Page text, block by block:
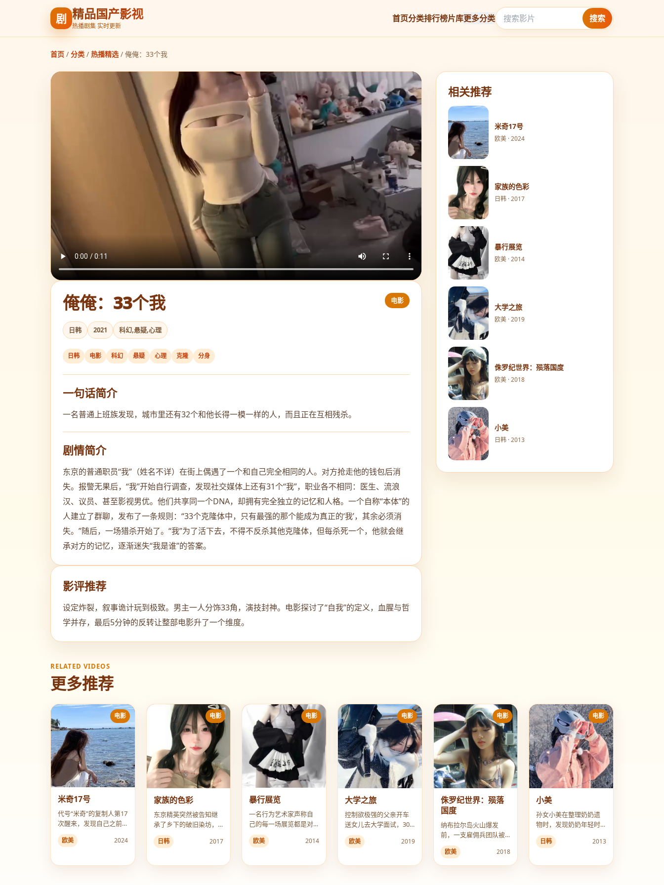
剧 精品国产影视
热播剧集 实时更新
首页分类排行榜片库更多分类 搜索
首页 / 分类 / 热播精选 / 俺俺：33个我
俺俺：33个我 电影
日韩 2021 科幻,悬疑,心理
日韩 电影 科幻 悬疑 心理 克隆 分身
一句话简介
一名普通上班族发现，城市里还有32个和他长得一模一样的人，而且正在互相残杀。
剧情简介
东京的普通职员“我”（姓名不详）在街上偶遇了一个和自己完全相同的人。对方抢走他的钱包后消
失。报警无果后，“我”开始自行调查，发现社交媒体上还有31个“我”，职业各不相同：医生、流浪
汉、议员、甚至影视男优。他们共享同一个DNA，却拥有完全独立的记忆和人格。一个自称“本体”的
人建立了群聊，发布了一条规则：“33个克隆体中，只有最强的那个能成为真正的‘我’，其余必须消
失。”随后，一场猎杀开始了。“我”为了活下去，不得不反杀其他克隆体，但每杀死一个，他就会继
承对方的记忆，逐渐迷失“我是谁”的答案。
影评推荐
设定炸裂，叙事诡计玩到极致。男主一人分饰33角，演技封神。电影探讨了“自我”的定义，血腥与哲
学并存，最后5分钟的反转让整部电影升了一个维度。
相关推荐
米奇17号
欧美 · 2024
家族的色彩
日韩 · 2017
暴行展览
欧美 · 2014
大学之旅
欧美 · 2019
侏罗纪世界：殒落国度
欧美 · 2018
小美
日韩 · 2013
RELATED VIDEOS
更多推荐
电影
米奇17号
代号“米奇”的复制人第17
次醒来，发现自己之前
的16个“自己”的尸体都被
做成了家具。
欧美 2024
电影
家族的色彩
东京精英突然被告知继
承了乡下的破旧染坊，
以及一个从未谋面的自
闭症弟弟。
日韩 2017
电影
暴行展览
一名行为艺术家声称自
己的每一场展览都是对
某次真实罪案的“复刻表
演”，直到警方发现他从
欧美 2014
电影
大学之旅
控制欲极强的父亲开车
送女儿去大学面试，300
公里路上毁了她的三场
面试和一辆车。
欧美 2019
电影
侏罗纪世界：殒落
国度
纳布拉尔岛火山爆发
前，一支雇佣兵团队被
派去岛上拯救恐龙，却
发现有人利用它们制造
生化武器。
欧美 2018
电影
小美
孙女小美在整理奶奶遗
物时，发现奶奶年轻时
曾将自己女儿送去孤儿
院，从此三代女性的秘
日韩 2013